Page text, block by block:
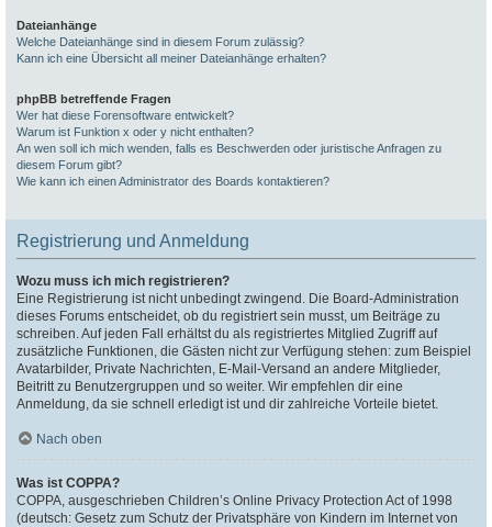
Dateianhänge
Welche Dateianhänge sind in diesem Forum zulässig?
Kann ich eine Übersicht all meiner Dateianhänge erhalten?
phpBB betreffende Fragen
Wer hat diese Forensoftware entwickelt?
Warum ist Funktion x oder y nicht enthalten?
An wen soll ich mich wenden, falls es Beschwerden oder juristische Anfragen zu
diesem Forum gibt?
Wie kann ich einen Administrator des Boards kontaktieren?
Registrierung und Anmeldung
Wozu muss ich mich registrieren?
Eine Registrierung ist nicht unbedingt zwingend. Die Board-Administration
dieses Forums entscheidet, ob du registriert sein musst, um Beiträge zu
schreiben. Auf jeden Fall erhältst du als registriertes Mitglied Zugriff auf
zusätzliche Funktionen, die Gästen nicht zur Verfügung stehen: zum Beispiel
Avatarbilder, Private Nachrichten, E-Mail-Versand an andere Mitglieder,
Beitritt zu Benutzergruppen und so weiter. Wir empfehlen dir eine
Anmeldung, da sie schnell erledigt ist und dir zahlreiche Vorteile bietet.
Nach oben
Was ist COPPA?
COPPA, ausgeschrieben Children’s Online Privacy Protection Act of 1998
(deutsch: Gesetz zum Schutz der Privatsphäre von Kindern im Internet von